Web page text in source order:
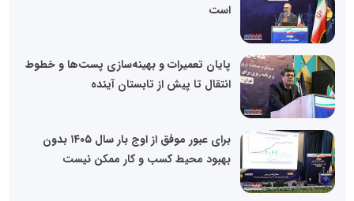
است
پایان تعمیرات و بهینه‌سازی پست‌ها و خطوط
انتقال تا پیش از تابستان آینده
برای عبور موفق از اوج بار سال ۱۴۰۵ بدون
بهبود محیط کسب و کار ممکن نیست